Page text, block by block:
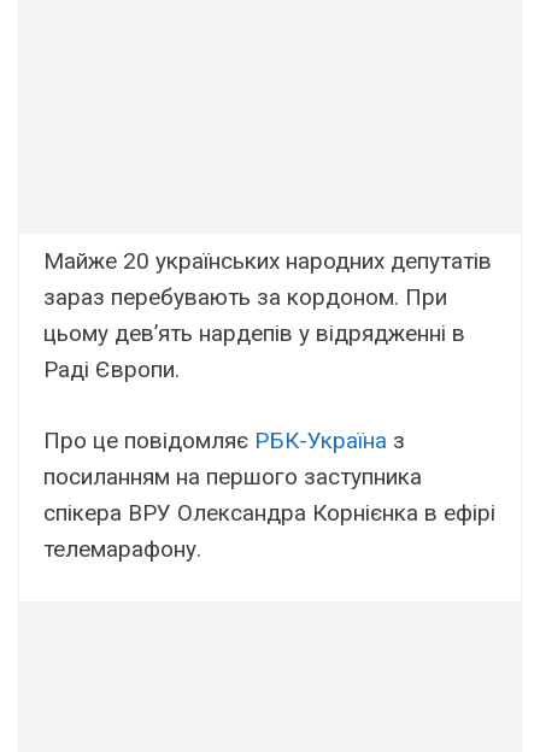
Майже 20 українських народних депутатів
зараз перебувають за кордоном. При
цьому дев’ять нардепів у відрядженні в
Раді Європи.
Про це повідомляє РБК-Україна з
посиланням на першого заступника
спікера ВРУ Олександра Корнієнка в ефірі
телемарафону.